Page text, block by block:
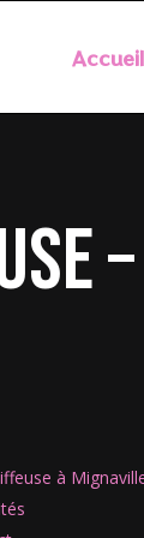
Accueil
à